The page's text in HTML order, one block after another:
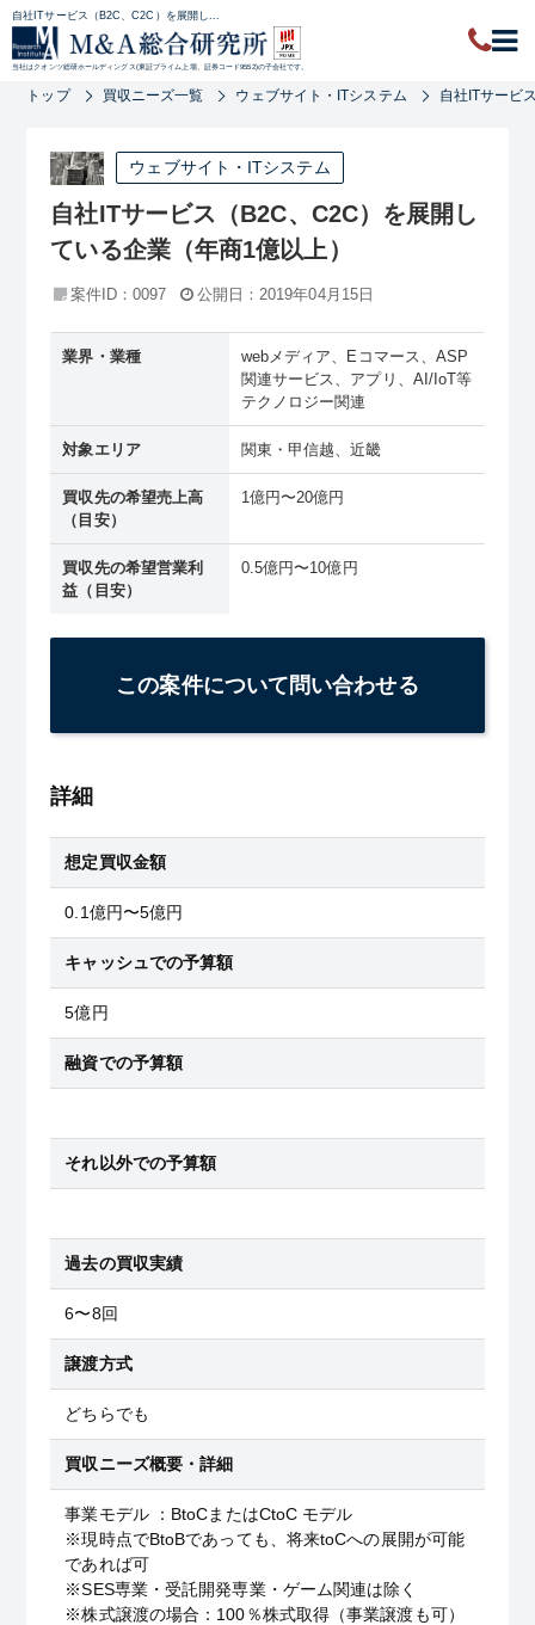
自社ITサービス（B2C、C2C）を展開し...
当社はクオンツ総研ホールディングス(東証プライム上場、証券コード9552)の子会社です。
トップ 買収ニーズ一覧 ウェブサイト・ITシステム 自社ITサービ
ウェブサイト・ITシステム
自社ITサービス（B2C、C2C）を展開し
ている企業（年商1億以上）
案件ID：0097 公開日：2019年04月15日
業界・業種
webメディア、Eコマース、ASP
関連サービス、アプリ、AI/IoT等
テクノロジー関連
対象エリア 関東・甲信越、近畿
買収先の希望売上高
（目安）
1億円〜20億円
買収先の希望営業利
益（目安）
0.5億円〜10億円
この案件について問い合わせる
詳細
想定買収金額
0.1億円〜5億円
キャッシュでの予算額
5億円
融資での予算額
それ以外での予算額
過去の買収実績
6〜8回
譲渡方式
どちらでも
買収ニーズ概要・詳細
事業モデル ：BtoCまたはCtoC モデル
※現時点でBtoBであっても、将来toCへの展開が可能
であれば可
※SES専業・受託開発専業・ゲーム関連は除く
※株式譲渡の場合：100％株式取得（事業譲渡も可）